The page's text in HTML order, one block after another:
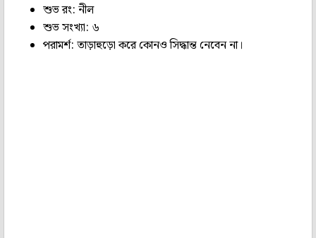
শুভ রং: নীল
শুভ সংখ্যা: ৬
পরামর্শ: তাড়াহুড়ো করে কোনও সিদ্ধান্ত নেবেন না।